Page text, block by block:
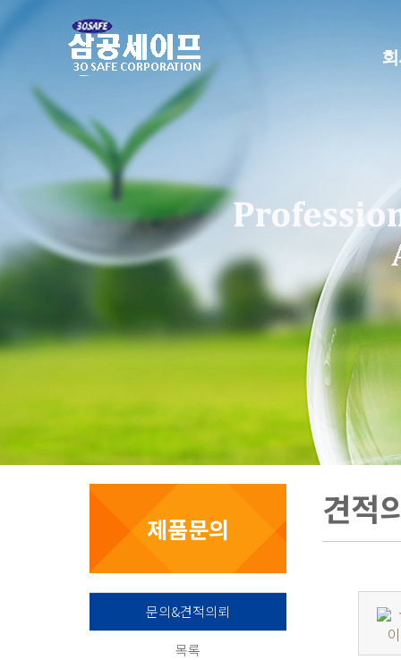
제품문의
문의&견적의뢰
목록
견적